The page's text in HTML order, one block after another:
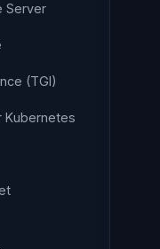
Server
(TGI)
Kubernetes